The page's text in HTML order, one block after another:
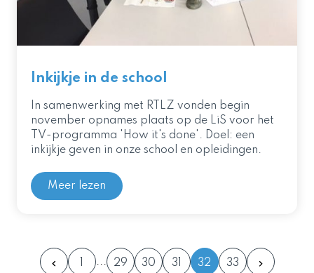
Inkijkje in de school
In samenwerking met RTLZ vonden begin
november opnames plaats op de LiS voor het
TV-programma 'How it's done'. Doel: een
inkijkje geven in onze school en opleidingen.
Meer lezen
29 30 31 32 33